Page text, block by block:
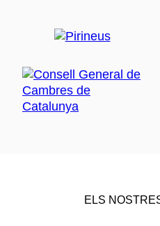
ELS